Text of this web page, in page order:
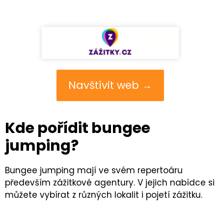
Navštívit web →
Kde pořídit bungee
jumping?
Bungee jumping mají ve svém repertoáru
především zážitkové agentury. V jejich nabídce si
můžete vybírat z různých lokalit i pojetí zážitku.